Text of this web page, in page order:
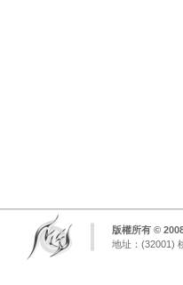
版權所有 ©
地址：(32001)